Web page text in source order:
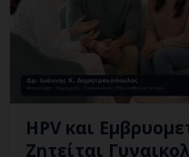
HPV και
Ζητείται